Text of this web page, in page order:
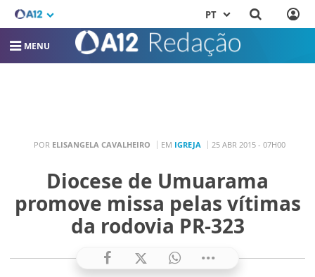
PT
MENU
POR ELISANGELA CAVALHEIRO EM IGREJA 25 ABR 2015 - 07H00
Diocese de Umuarama
promove missa pelas vítimas
da rodovia PR-323